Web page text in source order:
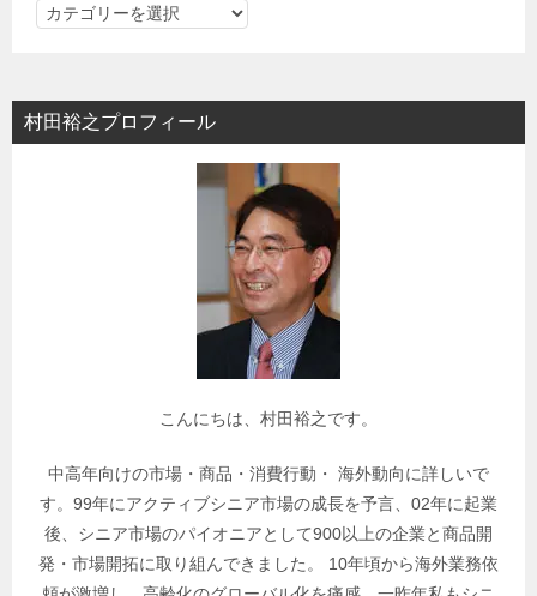
カ
リ
ー
村田裕之プロフィール
こんにちは、村田裕之です。
中高年向けの市場・商品・消費行動・ 海外動向に詳しいで
す。99年にアクティブシニア市場の成長を予言、02年に起業
後、シニア市場のパイオニアとして900以上の企業と商品開
発・市場開拓に取り組んできました。 10年頃から海外業務依